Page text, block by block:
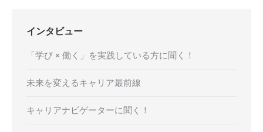
インタビュー
「学び × 働く」を実践している方に聞く！
未来を変えるキャリア最前線
キャリアナビゲーターに聞く！